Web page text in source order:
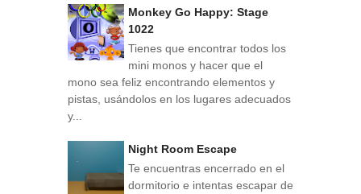
Monkey Go Happy: Stage
1022
Tienes que encontrar todos los
mini monos y hacer que el
mono sea feliz encontrando elementos y
pistas, usándolos en los lugares adecuados
y...
Night Room Escape
Te encuentras encerrado en el
dormitorio e intentas escapar de